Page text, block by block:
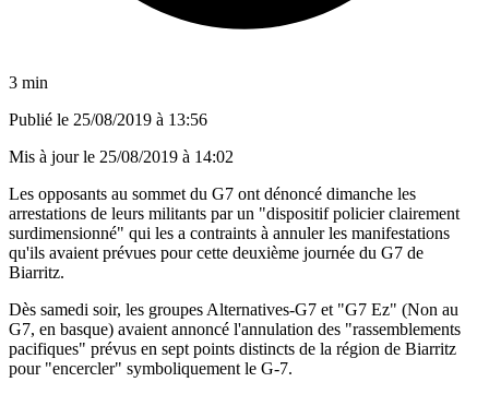
3 min
Publié le 25/08/2019 à 13:56
Mis à jour le 25/08/2019 à 14:02
Les opposants au sommet du G7 ont dénoncé dimanche les
arrestations de leurs militants par un "dispositif policier clairement
surdimensionné" qui les a contraints à annuler les manifestations
qu'ils avaient prévues pour cette deuxième journée du G7 de
Biarritz.
Dès samedi soir, les groupes Alternatives-G7 et "G7 Ez" (Non au
G7, en basque) avaient annoncé l'annulation des "rassemblements
pacifiques" prévus en sept points distincts de la région de Biarritz
pour "encercler" symboliquement le G-7.